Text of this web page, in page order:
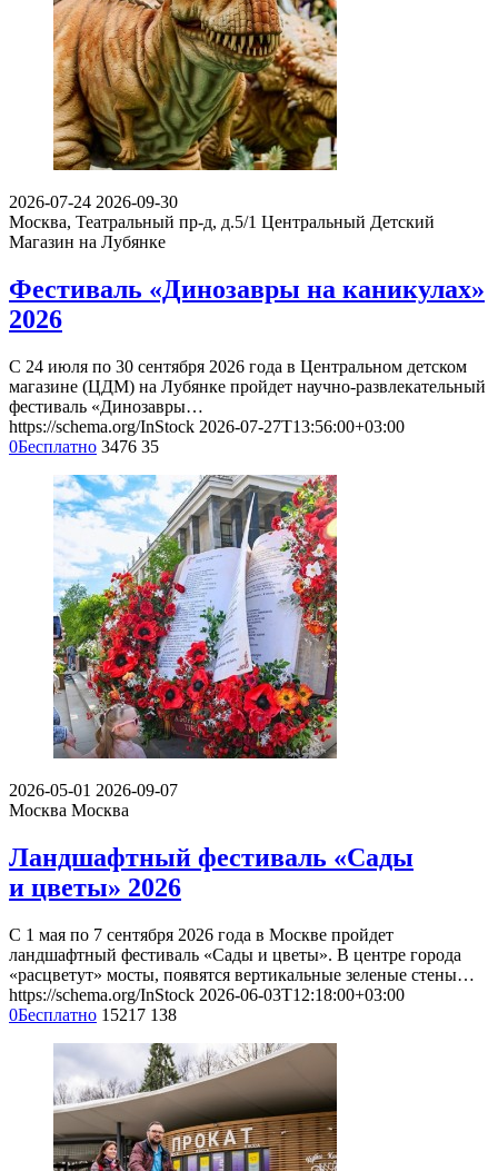
2026-07-24 2026-09-30
Москва, Театральный пр-д, д.5/1 Центральный Детский
Магазин на Лубянке
Фестиваль «Динозавры на каникулах»
2026
С 24 июля по 30 сентября 2026 года в Центральном детском
магазине (ЦДМ) на Лубянке пройдет научно-развлекательный
фестиваль «Динозавры…
https://schema.org/InStock 2026-07-27T13:56:00+03:00
0Бесплатно 3476 35
2026-05-01 2026-09-07
Москва Москва
Ландшафтный фестиваль «Сады
и цветы» 2026
С 1 мая по 7 сентября 2026 года в Москве пройдет
ландшафтный фестиваль «Сады и цветы». В центре города
«расцветут» мосты, появятся вертикальные зеленые стены…
https://schema.org/InStock 2026-06-03T12:18:00+03:00
0Бесплатно 15217 138